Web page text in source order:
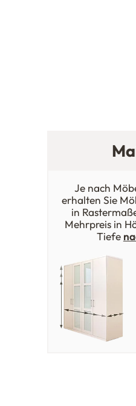
Je nach
erhalten Sie
in
Mehrpreis in
Tiefe